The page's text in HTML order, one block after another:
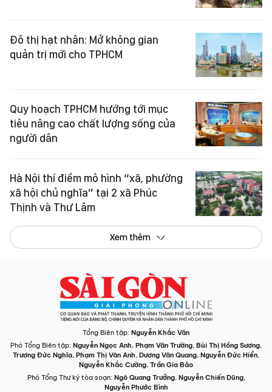
Đô thị hạt nhân: Mở không gian
quản trị mới cho TPHCM
Quy hoạch TPHCM hướng tới mục
tiêu nâng cao chất lượng sống của
người dân
Hà Nội thí điểm mô hình “xã, phường
xã hội chủ nghĩa” tại 2 xã Phúc
Thịnh và Thư Lâm
Xem thêm
Tổng Biên tập: Nguyễn Khắc Văn
Phó Tổng Biên tập: Nguyễn Ngọc Anh, Phạm Văn Trường, Bùi Thị Hồng Sương,
Trương Đức Nghĩa, Phạm Thị Vân Anh, Dương Văn Quang, Nguyễn Đức Hiển,
Nguyễn Khắc Cường, Trần Gia Bảo
Phó Tổng Thư ký tòa soạn: Ngô Quang Trưởng, Nguyễn Chiến Dũng,
Nguyễn Phước Bình